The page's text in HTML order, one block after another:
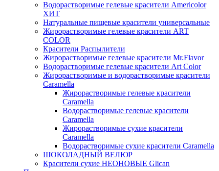
Водорастворимые гелевые красители Americolor
ХИТ
Натуральные пищевые красители универсальные
Жирорастворимые гелевые красители ART
COLOR
Красители Распылители
Жирорастворимые гелевые красители Mr.Flavor
Водорастворимые гелевые красители Art Color
Жирорастворимые и водорастворимые красители
Caramella
Жирорастворимые гелевые красители
Caramella
Водорастворимые гелевые красители
Caramella
Жирорастворимые сухие красители
Caramella
Водорастворимые сухие красители Caramella
ШОКОЛАДНЫЙ ВЕЛЮР
Красители сухие НЕОНОВЫЕ Glican